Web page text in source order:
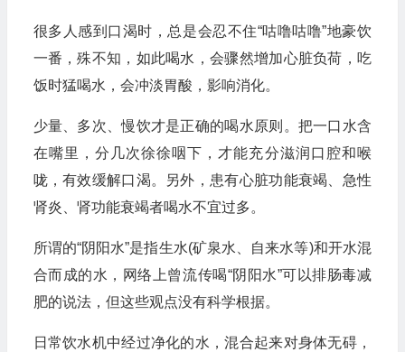
很多人感到口渴时，总是会忍不住“咕噜咕噜”地豪饮
一番，殊不知，如此喝水，会骤然增加心脏负荷，吃
饭时猛喝水，会冲淡胃酸，影响消化。
少量、多次、慢饮才是正确的喝水原则。把一口水含
在嘴里，分几次徐徐咽下，才能充分滋润口腔和喉
咙，有效缓解口渴。另外，患有心脏功能衰竭、急性
肾炎、肾功能衰竭者喝水不宜过多。
所谓的“阴阳水”是指生水(矿泉水、自来水等)和开水混
合而成的水，网络上曾流传喝“阴阳水”可以排肠毒减
肥的说法，但这些观点没有科学根据。
日常饮水机中经过净化的水，混合起来对身体无碍，